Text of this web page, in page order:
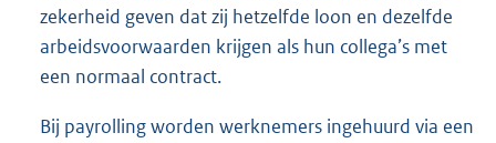
zekerheid geven dat zij hetzelfde loon en dezelfde
arbeidsvoorwaarden krijgen als hun collega’s met
een normaal contract.
Bij payrolling worden werknemers ingehuurd via een